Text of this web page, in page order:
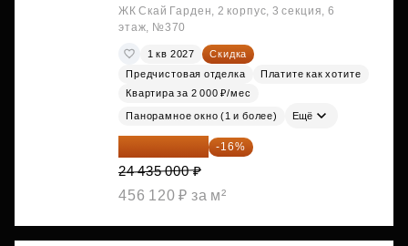
ЖК Скай Гарден, 2 корпус, 3 секция, 6
этаж, №370
1 кв 2027
Скидка
Предчистовая отделка
Платите как хотите
Квартира за 2 000 ₽/мес
Панорамное окно (1 и более) Ещё
20 525 400 ₽ -16%
24 435 000 ₽
456 120 ₽ за м²